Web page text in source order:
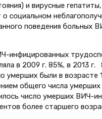
и вирусные
социальном
поведения больных
инфицированных
в 2009 г. 85%, в 2013 г.
умерших были в возрасте
общего числа
число умерших ВИЧ-
более старшего